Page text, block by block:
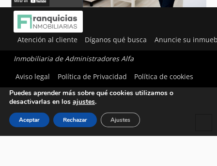
Atención al cliente Díganos qué busca Anuncie su
Inmobiliaria de Administradores Alfa
Aviso legal
Política de Privacidad Política de cookies
Utilizamos cookies para ofrecerte la mejor experiencia en
Puedes aprender más sobre qué cookies utilizamos o
desactivarlas en los ajustes.
Aceptar Rechazar Ajustes